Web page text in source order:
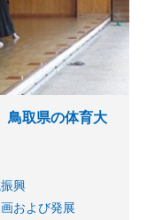
鳥取県の体育大
興
および発展